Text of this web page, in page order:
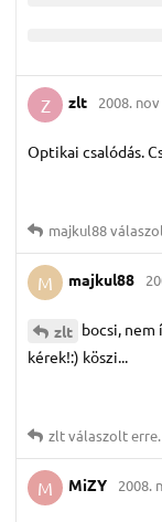
Z zlt 2008.
Optikai csalódás.
majkul88
M majkul88
zlt bocsi, nem
kérek!:) köszi...
zltválaszolt erre.
M MiZY 2008.